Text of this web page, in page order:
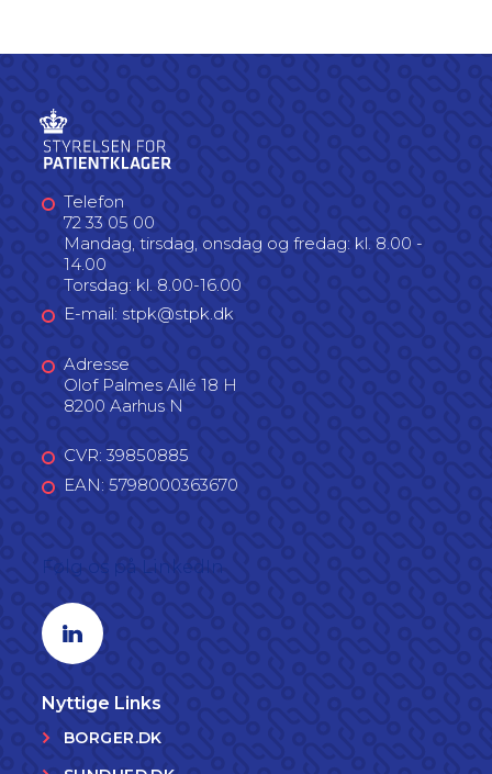
Telefon
72 33 05 00
Mandag, tirsdag, onsdag og fredag: kl. 8.00 -
14.00
Torsdag: kl. 8.00-16.00
E-mail: stpk@stpk.dk
Adresse
Olof Palmes Allé 18 H
8200 Aarhus N
CVR: 39850885
EAN: 5798000363670
Linkedin profil
Nyttige Links
BORGER.DK